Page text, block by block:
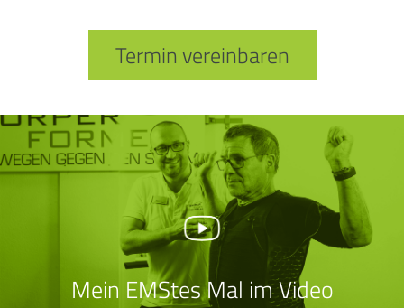
Termin vereinbaren
Mein EMStes Mal im Video